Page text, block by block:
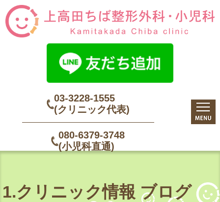
03-3228-1555
(クリニック代表)
080-6379-3748
(小児科直通)
1.クリニック情報 ブログ